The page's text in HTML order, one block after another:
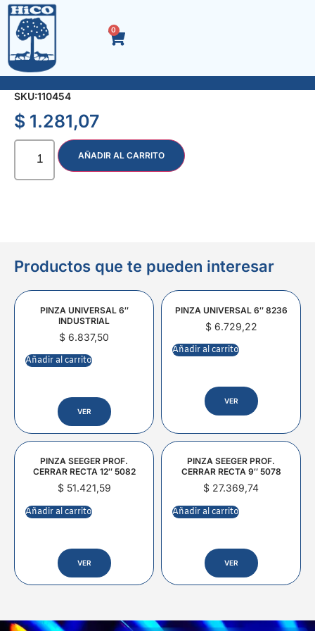
0
TUBO HEXAG. ENC. 3/8″ 8 mm. 3983
SKU:110454
$ 1.281,07
AÑADIR AL CARRITO
Productos que te pueden interesar
PINZA UNIVERSAL 6″
INDUSTRIAL
$ 6.837,50
Añadir al carrito
VER
PINZA UNIVERSAL 6″ 8236
$6.729,22
Añadir al carrito
VER
PINZA SEEGER PROF.
CERRAR RECTA 12″ 5082
$51.421,59
Añadir al carrito
VER
PINZA SEEGER PROF.
CERRAR RECTA 9″ 5078
$ 27.369,74
Añadir al carrito
VER